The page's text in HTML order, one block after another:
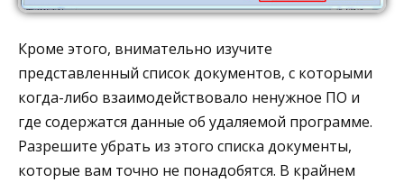
Кроме этого, внимательно изучите
представленный список документов, с которыми
когда-либо взаимодействовало ненужное ПО и
где содержатся данные об удаляемой программе.
Разрешите убрать из этого списка документы,
которые вам точно не понадобятся. В крайнем